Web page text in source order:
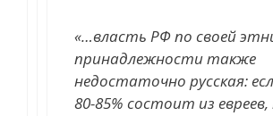
«…власть РФ по своей
принадлежности также
недостаточно русская:
80-85% состоит из евреев,